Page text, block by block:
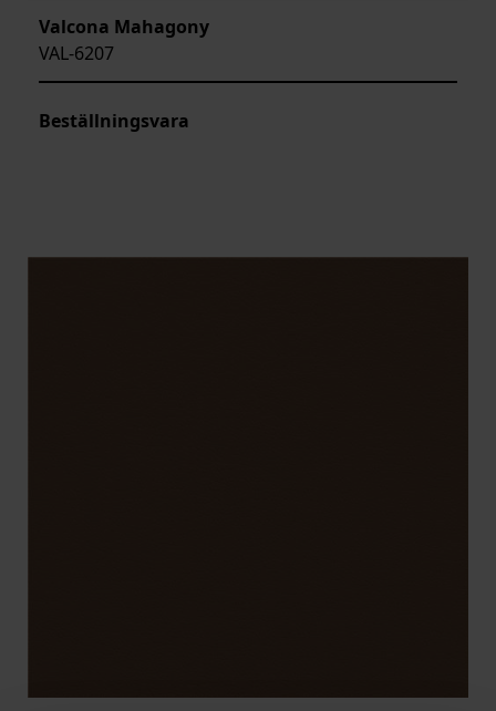
Valcona Mahagony
VAL-6207
Beställningsvara